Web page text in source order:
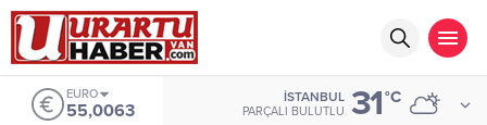
EURO
55,0063
İSTANBUL
PARÇALI BULUTLU 31°C